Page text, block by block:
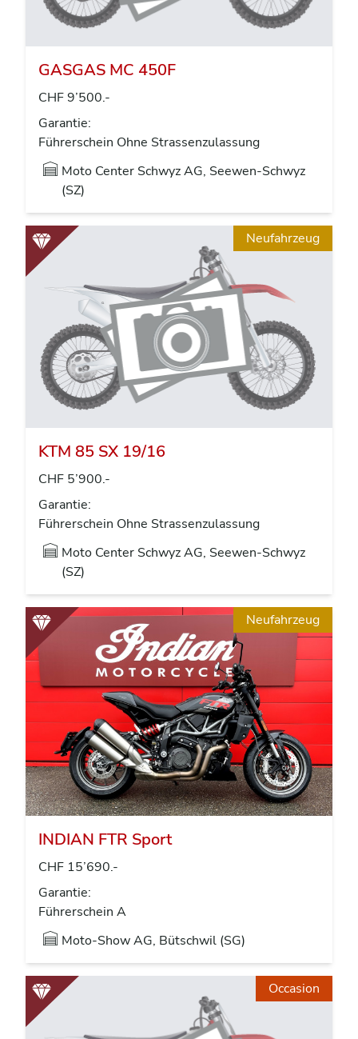
GASGAS MC 450F
CHF 9’500.-
Garantie:
Führerschein Ohne Strassenzulassung
Moto Center Schwyz AG, Seewen-Schwyz
(SZ)
Neufahrzeug
KTM 85 SX 19/16
CHF 5’900.-
Garantie:
Führerschein Ohne Strassenzulassung
Moto Center Schwyz AG, Seewen-Schwyz
(SZ)
Neufahrzeug
INDIAN FTR Sport
CHF 15’690.-
Garantie:
Führerschein A
Moto-Show AG, Bütschwil (SG)
Occasion